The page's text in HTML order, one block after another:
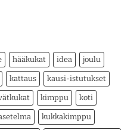
hääkukat idea joulu
kattaus kausi-istutukset
kimppu koti
kukkakimppu